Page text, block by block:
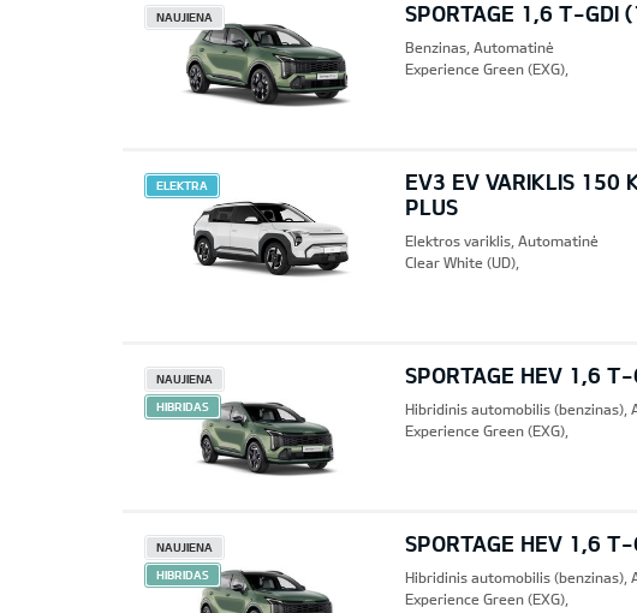
SPORTAGE 1,6 T-GDI
NAUJIENA
Benzinas, Automatinė
Experience Green (EXG),
EV3 EV VARIKLIS 150
PLUS
ELEKTRA
Elektros variklis, Automatinė
Clear White (UD),
SPORTAGE HEV 1,6
NAUJIENA
HIBRIDAS
Hibridinis automobilis (benzinas),
Experience Green (EXG),
SPORTAGE HEV 1,6
NAUJIENA
HIBRIDAS
Hibridinis automobilis (benzinas),
Experience Green (EXG),